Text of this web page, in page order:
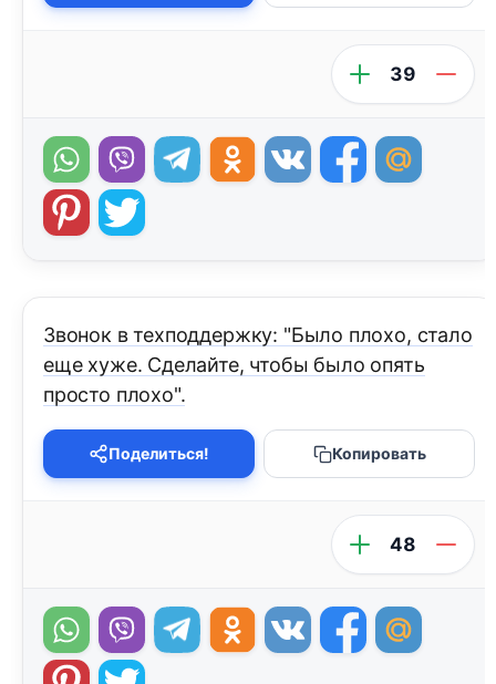
39
Звонок в техподдержку: "Было плохо, стало
еще хуже. Сделайте, чтобы было опять
просто плохо".
Поделиться! Копировать
48